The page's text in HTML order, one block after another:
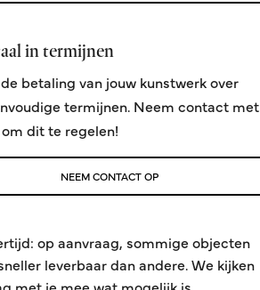
in termijnen
betaling van jouw kunstwerk over
termijnen. Neem contact met
dit te regelen!
NEEM CONTACT OP
op aanvraag, sommige objecten
leverbaar dan andere. We kijken